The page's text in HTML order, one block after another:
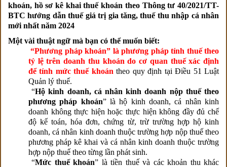
khoán, hồ sơ kê khai thuế khoán theo Thông tư 40/2021/TT-
BTC hướng dẫn thuế giá trị gia tăng, thuế thu nhập cá nhân
mới nhất năm 2024
Một vài thuật ngữ mà bạn có thể muốn biết:
“Phương pháp khoán” là phương pháp tính thuế theo
tỷ lệ trên doanh thu khoán do cơ quan thuế xác định
để tính mức thuế khoán theo quy định tại Điều 51 Luật
Quản lý thuế.
“Hộ kinh doanh, cá nhân kinh doanh nộp thuế theo
phương pháp khoán” là hộ kinh doanh, cá nhân kinh
doanh không thực hiện hoặc thực hiện không đầy đủ chế
độ kế toán, hóa đơn, chứng từ, trừ trường hợp hộ kinh
doanh, cá nhân kinh doanh thuộc trường hợp nộp thuế theo
phương pháp kê khai và cá nhân kinh doanh thuộc trường
hợp nộp thuế theo từng lần phát sinh.
“Mức thuế khoán” là tiền thuế và các khoản thu khác